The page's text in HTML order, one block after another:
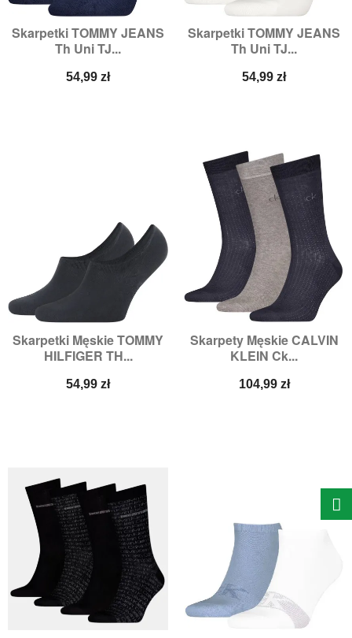
Skarpetki TOMMY JEANS
Th Uni TJ...
Cena
54,99 zł
Skarpetki TOMMY JEANS
Th Uni TJ...
Cena
54,99 zł
Skarpetki Męskie TOMMY
HILFIGER TH...
Cena
54,99 zł
Skarpety Męskie CALVIN
KLEIN Ck...
Cena
104,99 zł